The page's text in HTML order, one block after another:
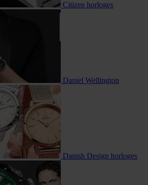
Citizen horloges
Daniel Wellington
Danish Design horloges